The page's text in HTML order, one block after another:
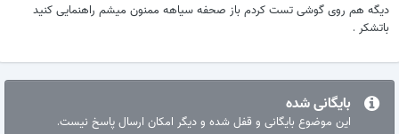
دیگه هم روی گوشی تست کردم باز صحفه سیاهه ممنون میشم راهنمایی کنید
باتشکر .
بایگانی شده
این موضوع بایگانی و قفل شده و دیگر امکان ارسال پاسخ نیست.